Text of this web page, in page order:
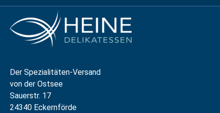
Der Spezialitäten-Versand
von der Ostsee
Sauerstr. 17
24340 Eckernförde